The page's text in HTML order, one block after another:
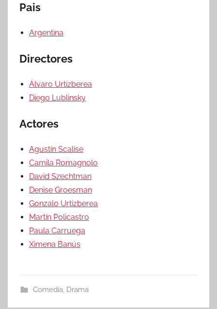
Pais
Argentina
Directores
Álvaro Urtizberea
Diego Lublinsky
Actores
Agustín Scalise
Camila Romagnolo
David Szechtman
Denise Groesman
Gonzalo Urtizberea
Martín Policastro
Paula Carruega
Ximena Banús
Comedia, Drama